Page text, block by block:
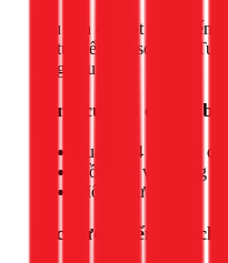
Nếu bạn có một chút kiến
thể tự kiểm tra sò lạnh.
hàng đầu.
Dụng cụ cần chuẩn bị
Tua vít (4 cạnh và dẹt)
Đồng hồ vạn năng
Một ly nước đá
Các bước kiểm tra chi